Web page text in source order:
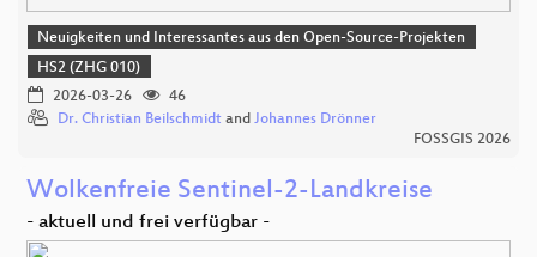
Neuigkeiten und Interessantes aus den Open-Source-Projekten
HS2 (ZHG 010)
2026-03-26
46
Dr. Christian Beilschmidt and Johannes Drönner
FOSSGIS 2026
Wolkenfreie Sentinel-2-Landkreise
- aktuell und frei verfügbar -